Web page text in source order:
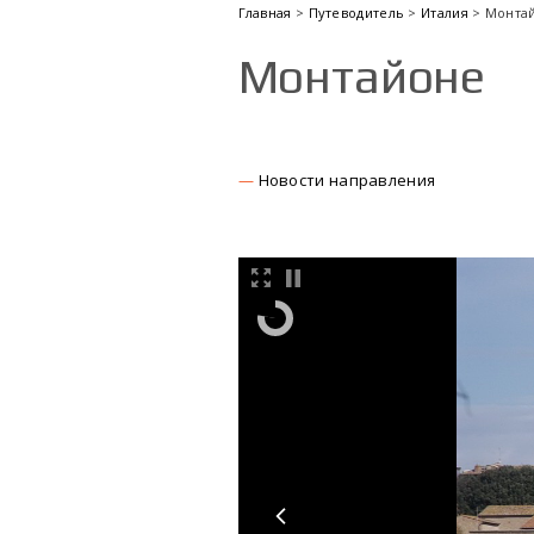
Главная > Путеводитель > Италия >
Монтайоне
Новости направления